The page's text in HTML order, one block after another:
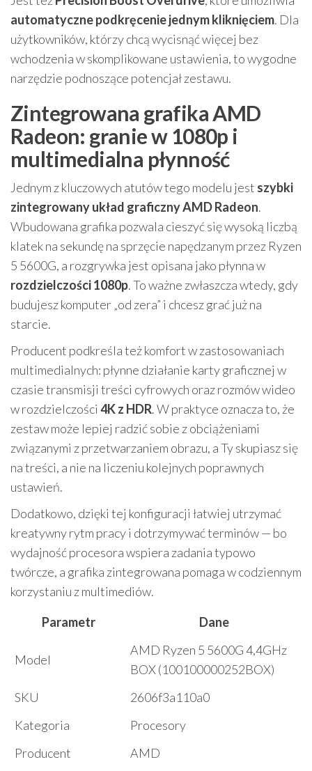
automatyczne podkręcenie jednym kliknięciem. Dla
użytkowników, którzy chcą wycisnąć więcej bez
wchodzenia w skomplikowane ustawienia, to wygodne
narzędzie podnoszące potencjał zestawu.
Zintegrowana grafika AMD
Radeon: granie w 1080p i
multimedialna płynność
Jednym z kluczowych atutów tego modelu jest szybki
zintegrowany układ graficzny AMD Radeon.
Wbudowana grafika pozwala cieszyć się wysoką liczbą
klatek na sekundę na sprzęcie napędzanym przez Ryzen
5 5600G, a rozgrywka jest opisana jako płynna w
rozdzielczości 1080p. To ważne zwłaszcza wtedy, gdy
budujesz komputer „od zera” i chcesz grać już na
starcie.
Producent podkreśla też komfort w zastosowaniach
multimedialnych: płynne działanie karty graficznej w
czasie transmisji treści cyfrowych oraz rozmów wideo
w rozdzielczości 4K z HDR. W praktyce oznacza to, że
zestaw może lepiej radzić sobie z obciążeniami
związanymi z przetwarzaniem obrazu, a Ty skupiasz się
na treści, a nie na liczeniu kolejnych poprawnych
ustawień.
Dodatkowo, dzięki tej konfiguracji łatwiej utrzymać
kreatywny rytm pracy i dotrzymywać terminów — bo
wydajność procesora wspiera zadania typowo
twórcze, a grafika zintegrowana pomaga w codziennym
korzystaniu z multimediów.
Parametr
Dane
Model
AMD Ryzen 5 5600G 4,4GHz
BOX (100100000252BOX)
SKU
2606f3a110a0
Kategoria
Procesory
Producent
AMD